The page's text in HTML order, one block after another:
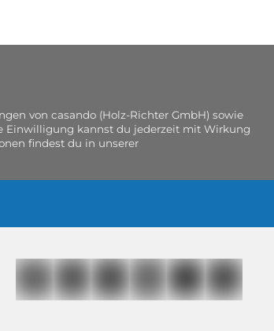
von casando (Holz-Richter GmbH) sowie
Einwilligung kannst du jederzeit mit Wirkung
findest du in unserer